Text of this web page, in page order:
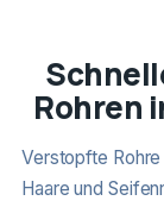
Rohren
Verstopfte
Haare und